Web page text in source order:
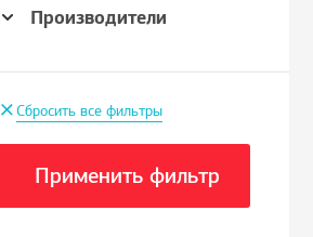
Производители
+Сбросить все фильтры
Применить фильтр